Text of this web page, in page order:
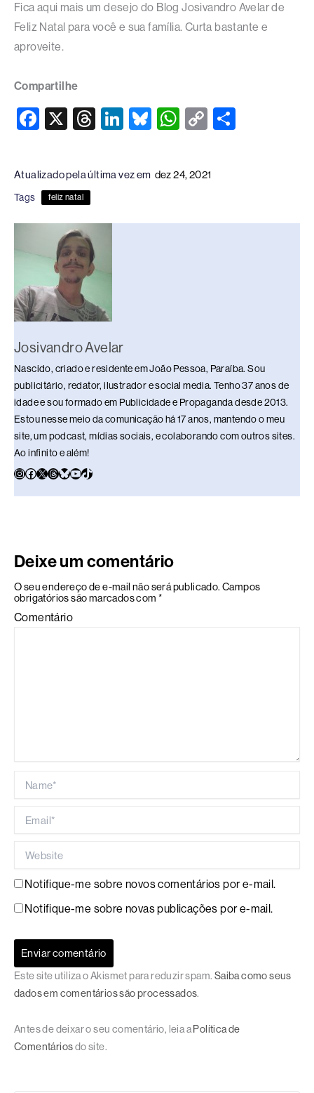
Fica aqui mais um desejo do Blog Josivandro Avelar de
Feliz Natal para você e sua família. Curta bastante e
aproveite.
Compartilhe
F
c
e
b
o
o
X
T
e
a
s
Li
e
n
Bl
e
sk
W
at
s
p
C
y
n
Atualizado pela última vez em dez 24, 2021
Tags feliz natal
Josivandro Avelar
Nascido, criado e residente em João Pessoa, Paraíba. Sou
publicitário, redator, ilustrador e social media. Tenho 37 anos de
idade e sou formado em Publicidade e Propaganda desde 2013.
Estou nesse meio da comunicação há 17 anos, mantendo o meu
site, um podcast, mídias sociais, e colaborando com outros sites.
Ao infinito e além!
Deixe um comentário
O seu endereço de e-mail não será publicado. Campos
obrigatórios são marcados com *
Comentário
Notifique-me sobre novos comentários por e-mail.
Notifique-me sobre novas publicações por e-mail.
Este site utiliza o Akismet para reduzir spam. Saiba como seus
dados em comentários são processados.
Antes de deixar o seu comentário, leia a Política de
Comentáriosdo site.